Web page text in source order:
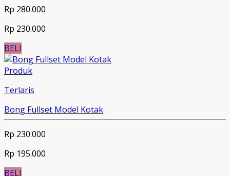
Rp 280.000
Rp 230.000
BELI
Produk
Terlaris
Bong Fullset Model Kotak
Rp 230.000
Rp 195.000
BELI